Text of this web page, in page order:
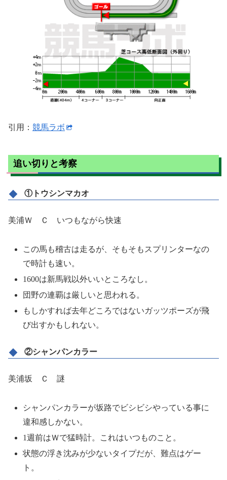
引用： 競馬ラボ
追い切りと考察
①トウシンマカオ
美浦Ｗ Ｃ いつもながら快速
この馬も稽古は走るが、そもそもスプリンターなの
で時計も速い。
1600は新馬戦以外いいところなし。
団野の連覇は厳しいと思われる。
もしかすれば去年どころではないガッツポーズが飛
び出すかもしれない。
②シャンパンカラー
美浦坂 Ｃ 謎
シャンパンカラーが坂路でビシビシやっている事に
違和感しかない。
1週前はＷで猛時計。これはいつものこと。
状態の浮き沈みが少ないタイプだが、難点はゲー
ト。